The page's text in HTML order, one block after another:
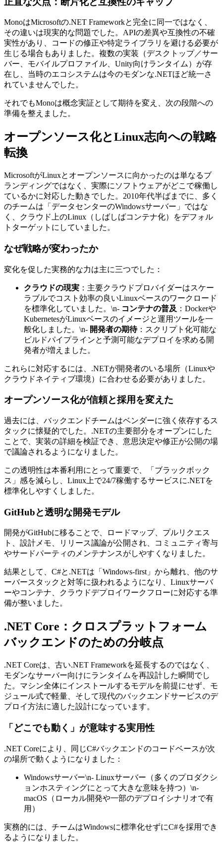
MonoはMicrosoftの.NET Frameworkと完全に同一ではなく、
その違いは現実的な問題でした。APIの差異や互換性の不確
実性があり、コードの修正や特定ライブラリを避ける必要が
生じる場合もありました。複数の実装（デスクトップ／サー
バー、モバイルプロファイル、Unity向けランタイム）が存
在し、当時のエコシステムは今のモダンな.NETほど統一さ
れていませんでした。
それでもMonoは概念実証として期待を変え、次の段階への
準備を整えました。
オープンソース化とLinux志向への戦略
転換
MicrosoftがLinuxとオープンソースに向かったのは単なるブ
ランディングではなく、実際にソフトウェアがどこで稼働し
ているかに対応した動きでした。2010年代半ばまでに、多く
のチームは「データセンターのWindowsサーバー」ではな
く、クラウド上のLinux（しばしばコンテナ化）をデフォル
トターゲットにしていました。
なぜ戦略が変わったか
変化を促した実務的な力は主に三つでした：
クラウドの現実 ：主要クラウドプロバイダーはスケー
ラブルでコスト効率の良いLinuxベースのワークロード
を標準化していました。\n- コンテナの普及 ：Dockerや
KubernetesがLinuxベースのイメージと運用ツールを一
般化しました。\n- 開発者の期待：スクリプト化可能な
ビルドパイプラインと予測可能なデプロイを求める開
発者が増えました。
これらに対応するには、.NETが開発者のいる場所（Linuxや
クラウドネイティブ環境）に合わせる必要がありました。
オープンソース化が信頼と採用を変えた
過去には、バックエンドチームはベンダーに強く依存するス
タックに懐疑的でした。.NETの主要部分をオープンにした
ことで、実装の詳細を検証でき、意思決定や修正が公開の場
で議論されるようになりました。
この透明性は本番利用にとって重要で、「ブラックボック
ス」感を減らし、Linux上で24/7稼働するサービスに.NETを
標準化しやすくしました。
GitHubと透明な開発モデル
開発がGitHubに移ることで、ロードマップ、プルリクエス
ト、設計メモ、リリース議論が公開され、コミュニティ寄与
やサードパーティのメンテナンスがしやすくなりました。
結果として、C#と.NETは「Windows-first」から離れ、他のサ
ーバースタックと対等に扱われるようになり、Linuxサーバ
ーやコンテナ、クラウドデプロイワークフローに対応する準
備が整いました。
.NET Core：クロスプラットフォーム
バックエンドのための分岐点
.NET Coreは、古い.NET Frameworkを延長するのではなく、
モダンなサーバー向けにランタイムを再設計した瞬間でし
た。マシン全体にインストールするモデルを前提にせず、モ
ジュール式で軽量、そして現代のバックエンドサービスのデ
プロイ方法に適した設計になっています。
「どこでも動く」が意味する実用性
.NET Coreにより、同じC#バックエンドのコードベースが次
の場所で動くようになりました：
Windowsサーバー\n- Linuxサーバー（多くのプロダクシ
ョンホスティングにとって大きな意味を持つ）\n-
macOS（ローカル開発や一部のデプロイシナリオで有
用）
実務的には、チームはWindowsに標準化せずにC#を採用でき
るようになりました。